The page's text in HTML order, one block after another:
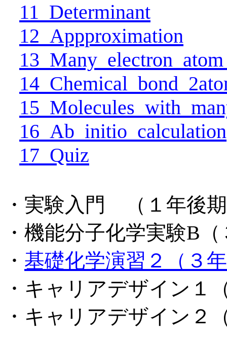
11_Determinant
12_Appproximation
16_Ab_initio_calculation
17_Quiz
・実験入門 （１年後
・機能分子化学実験B
・ 基礎化学演習２（３
・キャリアデザイン１
・キャリアデザイン２